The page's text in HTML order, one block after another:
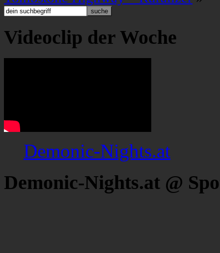
Videoclip der Woche
Demonic-Nights.at
Demonic-Nights.at @